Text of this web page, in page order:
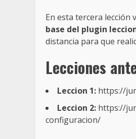
En esta tercera lección
base del plugin
distancia para que
Lecciones
Leccion 1: https://
Leccion 2: https://
configuracion/